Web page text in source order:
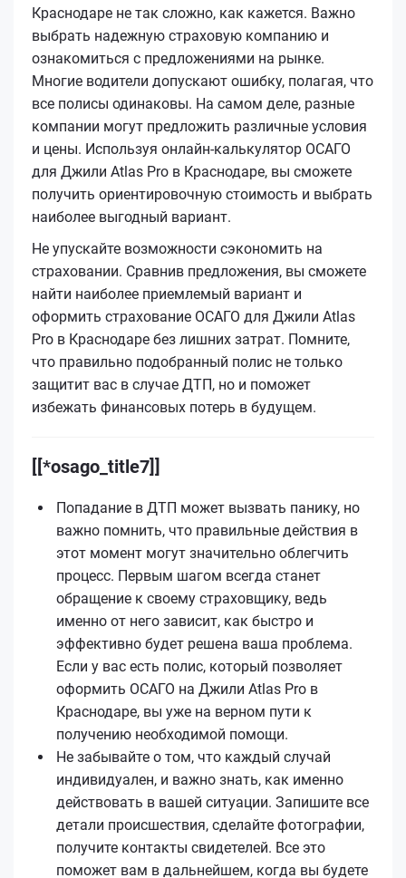
Краснодаре не так сложно, как кажется. Важно
выбрать надежную страховую компанию и
ознакомиться с предложениями на рынке.
Многие водители допускают ошибку, полагая, что
все полисы одинаковы. На самом деле, разные
компании могут предложить различные условия
и цены. Используя онлайн-калькулятор ОСАГО
для Джили Atlas Pro в Краснодаре, вы сможете
получить ориентировочную стоимость и выбрать
наиболее выгодный вариант.
Не упускайте возможности сэкономить на
страховании. Сравнив предложения, вы сможете
найти наиболее приемлемый вариант и
оформить страхование ОСАГО для Джили Atlas
Pro в Краснодаре без лишних затрат. Помните,
что правильно подобранный полис не только
защитит вас в случае ДТП, но и поможет
избежать финансовых потерь в будущем.
[[*osago_title7]]
Попадание в ДТП может вызвать панику, но
важно помнить, что правильные действия в
этот момент могут значительно облегчить
процесс. Первым шагом всегда станет
обращение к своему страховщику, ведь
именно от него зависит, как быстро и
эффективно будет решена ваша проблема.
Если у вас есть полис, который позволяет
оформить ОСАГО на Джили Atlas Pro в
Краснодаре, вы уже на верном пути к
получению необходимой помощи.
Не забывайте о том, что каждый случай
индивидуален, и важно знать, как именно
действовать в вашей ситуации. Запишите все
детали происшествия, сделайте фотографии,
получите контакты свидетелей. Все это
поможет вам в дальнейшем, когда вы будете